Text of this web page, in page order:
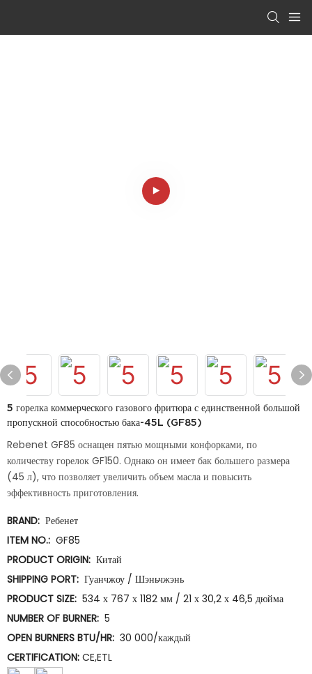
5 горелка коммерческого газового фритюра с единственной большой
пропускной способностью бака-45L (GF85)
Rebenet GF85 оснащен пятью мощными конфорками, по
количеству горелок GF150. Однако он имеет бак большего размера
(45 л), что позволяет увеличить объем масла и повысить
эффективность приготовления.
BRAND: Ребенет
ITEM NO.: GF85
PRODUCT ORIGIN: Китай
SHIPPING PORT: Гуанчжоу / Шэньчжэнь
PRODUCT SIZE: 534 х 767 х 1182 мм / 21 х 30,2 х 46,5 дюйма
NUMBER OF BURNER: 5
OPEN BURNERS BTU/HR: 30 000/каждый
CERTIFICATION: CE,ETL